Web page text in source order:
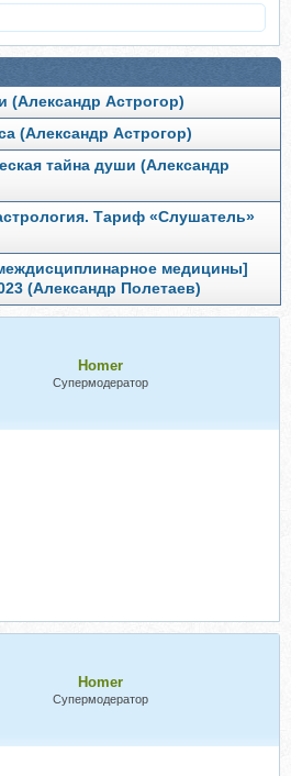
Астрогор)
(Александр Астрогор)
тайна души (Александр
Тариф «Слушатель»
медицины]
(Александр Полетаев)
Homer
Супермодератор
Homer
Супермодератор